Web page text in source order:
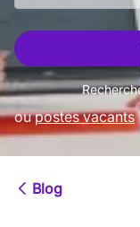
ou postes vacants
Blog